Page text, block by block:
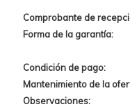
Comprobante de
Forma de la garantía:
Condición de pago:
Mantenimiento de la
Observaciones: